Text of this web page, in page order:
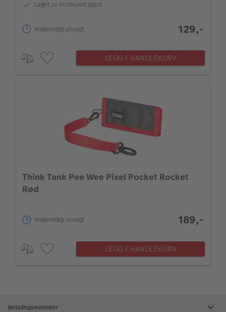
Laget av resirkulert plast
Midlertidig utsolgt 129,-
LEGG I HANDLEKURV
Think Tank Pee Wee Pixel Pocket Rocket
Rød
Midlertidig utsolgt 189,-
LEGG I HANDLEKURV
Betalingsmetoder